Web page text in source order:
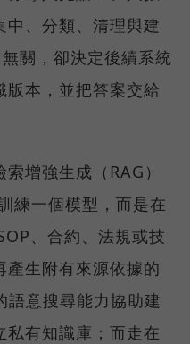
、分類、清理與建
關，卻決定後續系統
版本，並把答案交給
增強生成（RAG）
練一個模型，而是在
、合約、法規或技
生附有來源依據的
意搜尋能力協助建
有知識庫；而走在